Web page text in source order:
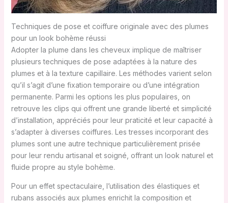
Techniques de pose et coiffure originale avec des plumes
pour un look bohème réussi
Adopter la plume dans les cheveux implique de maîtriser
plusieurs techniques de pose adaptées à la nature des
plumes et à la texture capillaire. Les méthodes varient selon
qu’il s’agit d’une fixation temporaire ou d’une intégration
permanente. Parmi les options les plus populaires, on
retrouve les clips qui offrent une grande liberté et simplicité
d’installation, appréciés pour leur praticité et leur capacité à
s’adapter à diverses coiffures. Les tresses incorporant des
plumes sont une autre technique particulièrement prisée
pour leur rendu artisanal et soigné, offrant un look naturel et
fluide propre au style bohème.
Pour un effet spectaculaire, l’utilisation des élastiques et
rubans associés aux plumes enrichit la composition et